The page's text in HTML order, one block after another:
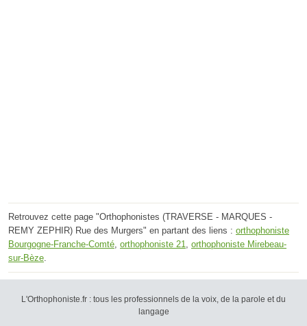
Retrouvez cette page "Orthophonistes (TRAVERSE - MARQUES -
REMY ZEPHIR) Rue des Murgers" en partant des liens : orthophoniste
Bourgogne-Franche-Comté, orthophoniste 21, orthophoniste Mirebeau-
sur-Bèze.
L'Orthophoniste.fr : tous les professionnels de la voix, de la parole et du
langage